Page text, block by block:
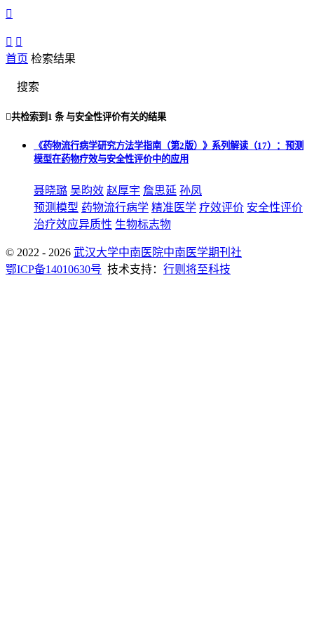

 
首页 检索结果
搜索
共检索到 1 条与安全性评价有关的结果
《药物流行病学研究方法学指南（第2版）》系列解读（17）：预测
模型在药物疗效与安全性评价中的应用
聂晓璐 吴昀效 赵厚宇 詹思延 孙凤
预测模型 药物流行病学 精准医学 疗效评价 安全性评价
治疗效应异质性 生物标志物
© 2022 - 2026 武汉大学中南医院中南医学期刊社
鄂ICP备14010630号 技术支持： 行则将至科技